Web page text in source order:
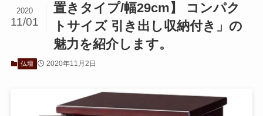
置きタイプ/幅29cm】 コンパク
トサイズ 引き出し収納付き」の
魅力を紹介します。
2020
11/01
仏壇 2020年11月2日